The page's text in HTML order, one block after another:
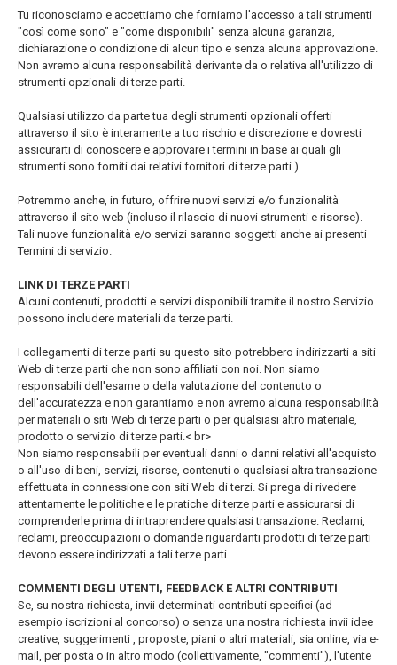
Tu riconosciamo e accettiamo che forniamo l'accesso a tali strumenti
"così come sono" e "come disponibili" senza alcuna garanzia,
dichiarazione o condizione di alcun tipo e senza alcuna approvazione.
Non avremo alcuna responsabilità derivante da o relativa all'utilizzo di
strumenti opzionali di terze parti.
Qualsiasi utilizzo da parte tua degli strumenti opzionali offerti
attraverso il sito è interamente a tuo rischio e discrezione e dovresti
assicurarti di conoscere e approvare i termini in base ai quali gli
strumenti sono forniti dai relativi fornitori di terze parti ).
Potremmo anche, in futuro, offrire nuovi servizi e/o funzionalità
attraverso il sito web (incluso il rilascio di nuovi strumenti e risorse).
Tali nuove funzionalità e/o servizi saranno soggetti anche ai presenti
Termini di servizio.
LINK DI TERZE PARTI
Alcuni contenuti, prodotti e servizi disponibili tramite il nostro Servizio
possono includere materiali da terze parti.
I collegamenti di terze parti su questo sito potrebbero indirizzarti a siti
Web di terze parti che non sono affiliati con noi. Non siamo
responsabili dell'esame o della valutazione del contenuto o
dell'accuratezza e non garantiamo e non avremo alcuna responsabilità
per materiali o siti Web di terze parti o per qualsiasi altro materiale,
prodotto o servizio di terze parti.< br>
Non siamo responsabili per eventuali danni o danni relativi all'acquisto
o all'uso di beni, servizi, risorse, contenuti o qualsiasi altra transazione
effettuata in connessione con siti Web di terzi. Si prega di rivedere
attentamente le politiche e le pratiche di terze parti e assicurarsi di
comprenderle prima di intraprendere qualsiasi transazione. Reclami,
reclami, preoccupazioni o domande riguardanti prodotti di terze parti
devono essere indirizzati a tali terze parti.
COMMENTI DEGLI UTENTI, FEEDBACK E ALTRI CONTRIBUTI
Se, su nostra richiesta, invii determinati contributi specifici (ad
esempio iscrizioni al concorso) o senza una nostra richiesta invii idee
creative, suggerimenti , proposte, piani o altri materiali, sia online, via e-
mail, per posta o in altro modo (collettivamente, "commenti"), l'utente